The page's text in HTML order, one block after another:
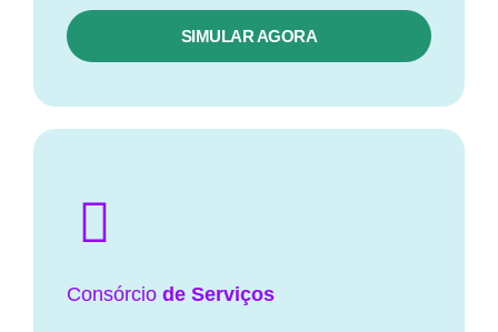
SIMULAR AGORA
Consórcio de Serviços